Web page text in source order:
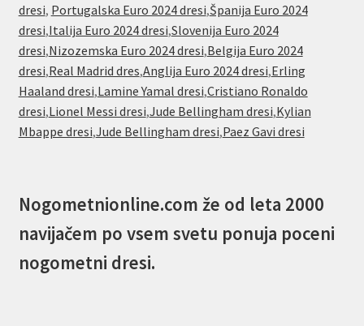
dresi, Portugalska Euro 2024 dresi,Španija Euro 2024
dresi,Italija Euro 2024 dresi,Slovenija Euro 2024
dresi,Nizozemska Euro 2024 dresi,Belgija Euro 2024
dresi,Real Madrid dres,Anglija Euro 2024 dresi,Erling
Haaland dresi,Lamine Yamal dresi,Cristiano Ronaldo
dresi,Lionel Messi dresi,Jude Bellingham dresi,Kylian
Mbappe dresi,Jude Bellingham dresi,Paez Gavi dresi
Nogometnionline.com že od leta 2000
navijačem po vsem svetu ponuja poceni
nogometni dresi.